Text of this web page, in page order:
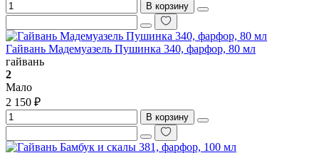
В корзину
Гайвань Мадемуазель Пушинка 340, фарфор, 80 мл
гайвань
2
Мало
2 150 ₽
В корзину